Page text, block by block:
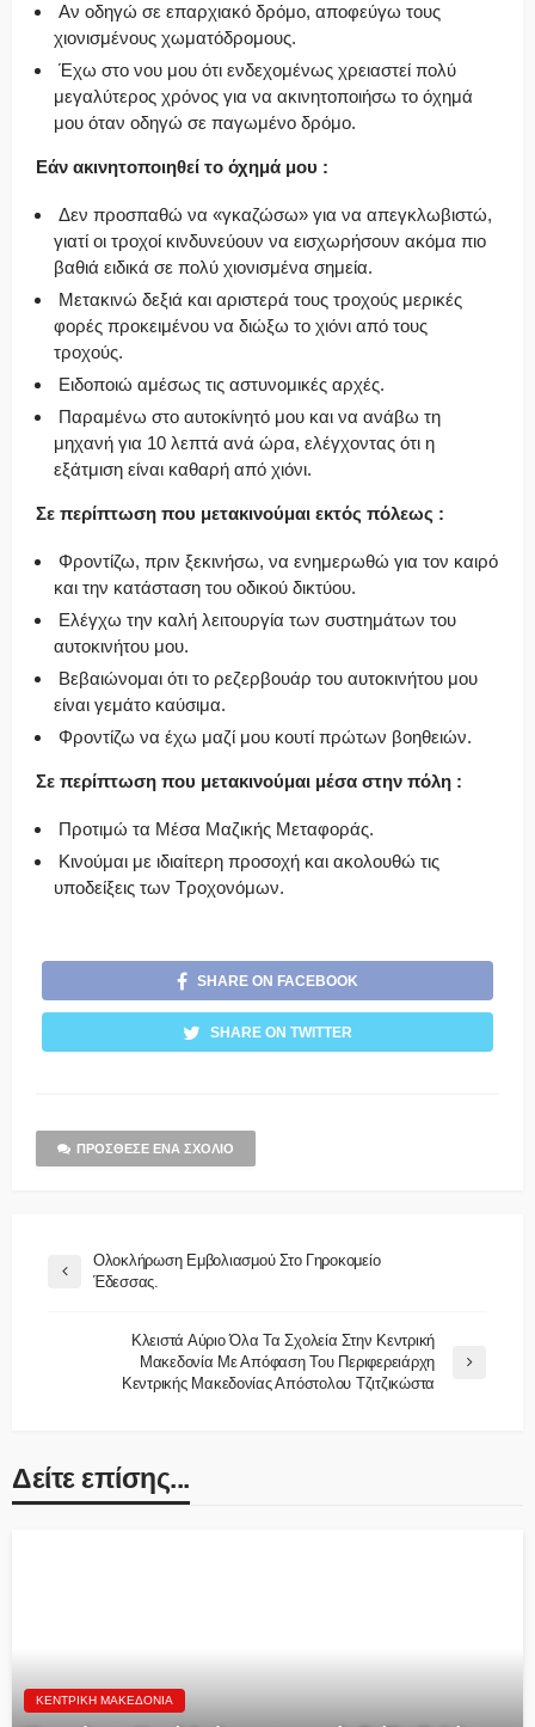
Αν οδηγώ σε επαρχιακό δρόμο, αποφεύγω τους
χιονισμένους χωματόδρομους.
Έχω στο νου μου ότι ενδεχομένως χρειαστεί πολύ
μεγαλύτερος χρόνος για να ακινητοποιήσω το όχημά
μου όταν οδηγώ σε παγωμένο δρόμο.
Εάν ακινητοποιηθεί το όχημά μου :
Δεν προσπαθώ να «γκαζώσω» για να απεγκλωβιστώ,
γιατί οι τροχοί κινδυνεύουν να εισχωρήσουν ακόμα πιο
βαθιά ειδικά σε πολύ χιονισμένα σημεία.
Μετακινώ δεξιά και αριστερά τους τροχούς μερικές
φορές προκειμένου να διώξω το χιόνι από τους
τροχούς.
Ειδοποιώ αμέσως τις αστυνομικές αρχές.
Παραμένω στο αυτοκίνητό μου και να ανάβω τη
μηχανή για 10 λεπτά ανά ώρα, ελέγχοντας ότι η
εξάτμιση είναι καθαρή από χιόνι.
Σε περίπτωση που μετακινούμαι εκτός πόλεως :
Φροντίζω, πριν ξεκινήσω, να ενημερωθώ για τον καιρό
και την κατάσταση του οδικού δικτύου.
Ελέγχω την καλή λειτουργία των συστημάτων του
αυτοκινήτου μου.
Βεβαιώνομαι ότι το ρεζερβουάρ του αυτοκινήτου μου
είναι γεμάτο καύσιμα.
Φροντίζω να έχω μαζί μου κουτί πρώτων βοηθειών.
Σε περίπτωση που μετακινούμαι μέσα στην πόλη :
Προτιμώ τα Μέσα Μαζικής Μεταφοράς.
Κινούμαι με ιδιαίτερη προσοχή και ακολουθώ τις
υποδείξεις των Τροχονόμων.
SHARE ON FACEBOOK
SHARE ON TWITTER
ΠΡΌΣΘΕΣΕ ΈΝΑ ΣΧΌΛΙΟ
Ολοκλήρωση Εμβολιασμού Στο Γηροκομείο
Έδεσσας.
Κλειστά Αύριο Όλα Τα Σχολεία Στην Κεντρική
Μακεδονία Με Απόφαση Του Περιφερειάρχη
Κεντρικής Μακεδονίας Απόστολου Τζιτζικώστα
Δείτε επίσης...
ΚΕΝΤΡΙΚΉ ΜΑΚΕΔΟΝΊΑ